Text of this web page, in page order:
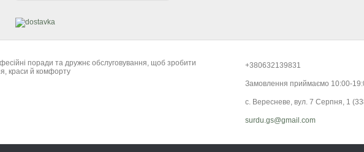
поради та дружнє обслуговування, щоб зробити
краси й комфорту
+380632139831
Замовлення приймаємо 10:00-
с. Вересневе, вул. 7 Серпня, 1
surdu.gs@gmail.com